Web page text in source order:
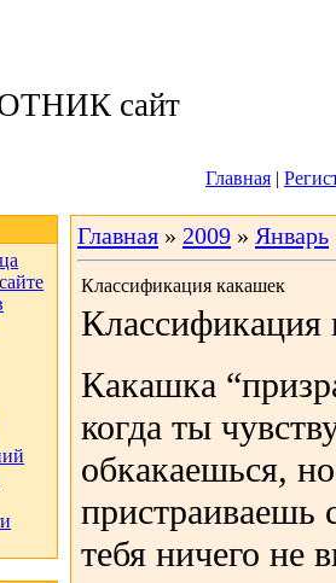
сайт
Главная |
Главная » 2009 » Январь
Классификация какашек
Классификация
Какашка
когда ты
обкакаешься,
пристраиваешь
тебя ничего не